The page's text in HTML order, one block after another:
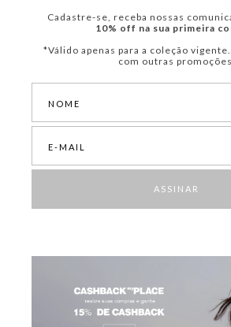
Cadastre-se, receba nossas
10% off na sua primeira
*Válido apenas para a coleção
com outras
ASSINAR